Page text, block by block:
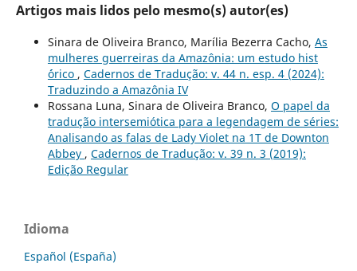
Artigos mais lidos pelo mesmo(s) autor(es)
Sinara de Oliveira Branco, Marília Bezerra Cacho, As
mulheres guerreiras da Amazônia: um estudo hist
´órico , Cadernos de Tradução: v. 44 n. esp. 4 (2024):
Traduzindo a Amazônia IV
Rossana Luna, Sinara de Oliveira Branco, O papel da
tradução intersemiótica para a legendagem de séries:
Analisando as falas de Lady Violet na 1T de Downton
Abbey , Cadernos de Tradução: v. 39 n. 3 (2019):
Edição Regular
Idioma
Español (España)